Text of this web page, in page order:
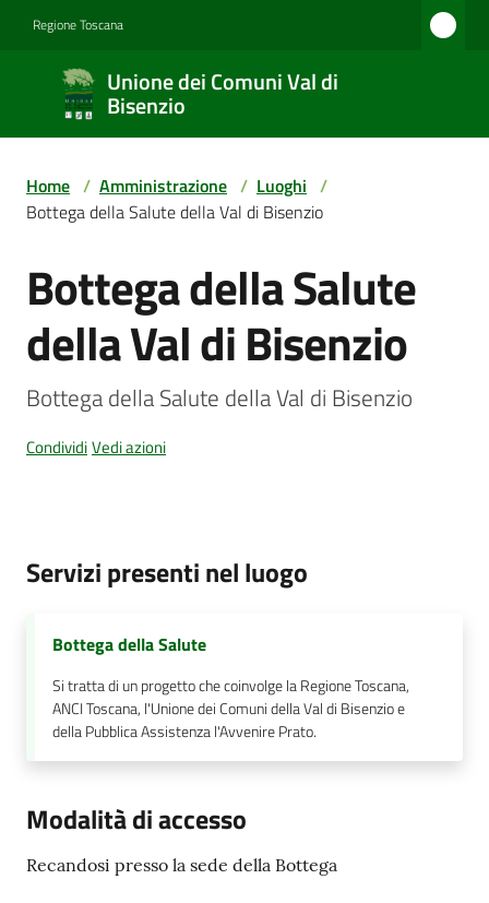
Regione Toscana
Unione dei Comuni Val di
Bisenzio
Unione
dei
Comuni
Val di
Bisenzio
Amministrazione
Novità
Documenti
e
Seguici
su
Home / Amministrazione / Luoghi /
Bottega della Salute della Val di Bisenzio
Salta al contenuto
Bottega della Salute
della Val di Bisenzio
Bottega della Salute della Val di Bisenzio
CondividiVedi azioni
Servizi presenti nel luogo
Bottega della Salute
Si tratta di un progetto che coinvolge la Regione Toscana,
ANCI Toscana, l'Unione dei Comuni della Val di Bisenzio e
della Pubblica Assistenza l'Avvenire Prato.
Modalità di accesso
Recandosi presso la sede della Bottega